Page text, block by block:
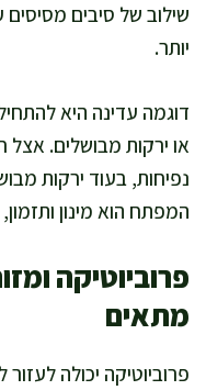
שילוב של סיבים מסיסים
יותר.
דוגמה עדינה היא
או ירקות מבושלים.
נפיחות, בעוד ירקות
המפתח הוא מינון
פרוביוטיקה
מתאים
פרוביוטיקה יכולה